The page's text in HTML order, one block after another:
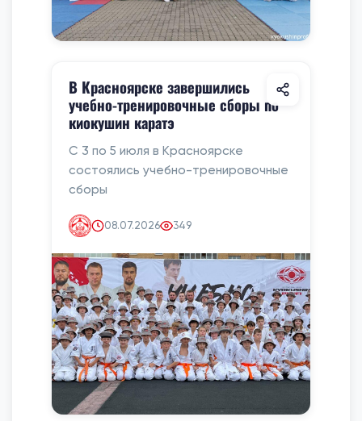
В Красноярске завершились
учебно-тренировочные сборы по
киокушин каратэ
С 3 по 5 июля в Красноярске
состоялись учебно-тренировочные
сборы
08.07.2026 349